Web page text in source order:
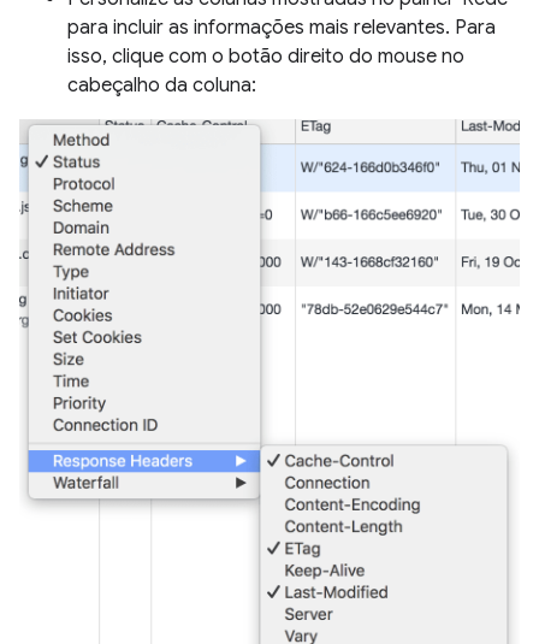
para incluir as informações mais relevantes. Para
isso, clique com o botão direito do mouse no
cabeçalho da coluna: